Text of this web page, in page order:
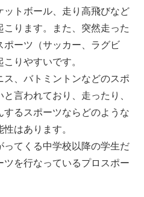
ットボール、走り高飛びなど
ります。また、突然走った
ポーツ（サッカー、ラグビ
りやすいです。
、バトミントンなどのスポ
言われており、走ったり、
するスポーツならどのような
はあります。
てくる中学校以降の学生だ
を行なっているプロスポー